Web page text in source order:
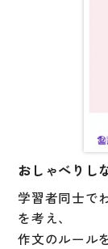
おしゃべりし
学習者同士で
を考え、
作文のルール